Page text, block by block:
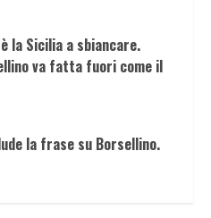
la Sicilia a sbiancare.
va fatta fuori come il
la frase su Borsellino.